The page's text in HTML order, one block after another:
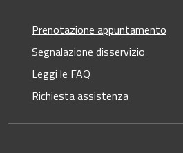
Prenotazione appuntamento
Segnalazione disservizio
Leggi le FAQ
Richiesta assistenza